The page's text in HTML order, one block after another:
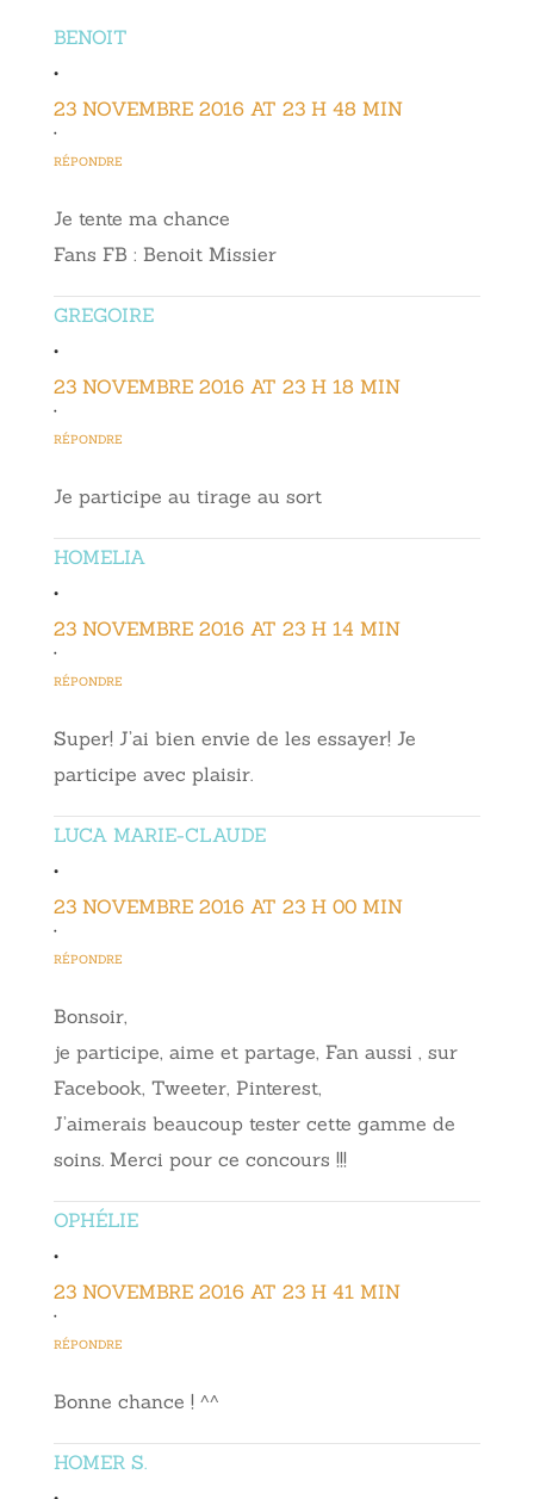
BENOIT
•
23 NOVEMBRE 2016 AT 23 H 48 MIN
•
RÉPONDRE
Je tente ma chance
Fans FB : Benoit Missier
GREGOIRE
•
23 NOVEMBRE 2016 AT 23 H 18 MIN
•
RÉPONDRE
Je participe au tirage au sort
HOMELIA
•
23 NOVEMBRE 2016 AT 23 H 14 MIN
•
RÉPONDRE
Super! J’ai bien envie de les essayer! Je
participe avec plaisir.
LUCA MARIE-CLAUDE
•
23 NOVEMBRE 2016 AT 23 H 00 MIN
•
RÉPONDRE
Bonsoir,
je participe, aime et partage, Fan aussi , sur
Facebook, Tweeter, Pinterest,
J’aimerais beaucoup tester cette gamme de
soins. Merci pour ce concours !!!
OPHÉLIE
•
23 NOVEMBRE 2016 AT 23 H 41 MIN
•
RÉPONDRE
Bonne chance ! ^^
HOMER S.